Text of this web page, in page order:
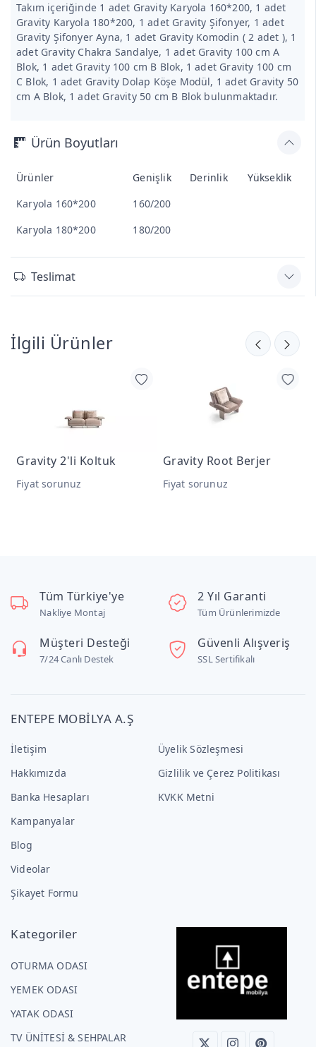
Takım içeriğinde 1 adet Gravity Karyola 160*200, 1 adet
Gravity Karyola 180*200, 1 adet Gravity Şifonyer, 1 adet
Gravity Şifonyer Ayna, 1 adet Gravity Komodin ( 2 adet ), 1
adet Gravity Chakra Sandalye, 1 adet Gravity 100 cm A
Blok, 1 adet Gravity 100 cm B Blok, 1 adet Gravity 100 cm
C Blok, 1 adet Gravity Dolap Köşe Modül, 1 adet Gravity 50
cm A Blok, 1 adet Gravity 50 cm B Blok bulunmaktadır.
Ürün Boyutları
Ürünler Genişlik Derinlik
Yükseklik
Karyola 160*200
160/200
Karyola 180*200
180/200
Teslimat
İlgili Ürünler
Gravity 2'li Koltuk
Fiyat sorunuz
Gravity Root Berjer
Fiyat sorunuz
Tüm Türkiye'ye
Nakliye Montaj
2 Yıl Garanti
Tüm Ürünlerimizde
Müşteri Desteği
7/24 Canlı Destek
Güvenli Alışveriş
SSL Sertifikalı
ENTEPE MOBİLYA A.Ş
İletişim
Hakkımızda
Banka Hesapları
Kampanyalar
Blog
Videolar
Şikayet Formu
Üyelik Sözleşmesi
Gizlilik ve Çerez Politikası
KVKK Metni
Kategoriler
OTURMA ODASI
YEMEK ODASI
YATAK ODASI
TV ÜNİTESİ & SEHPALAR